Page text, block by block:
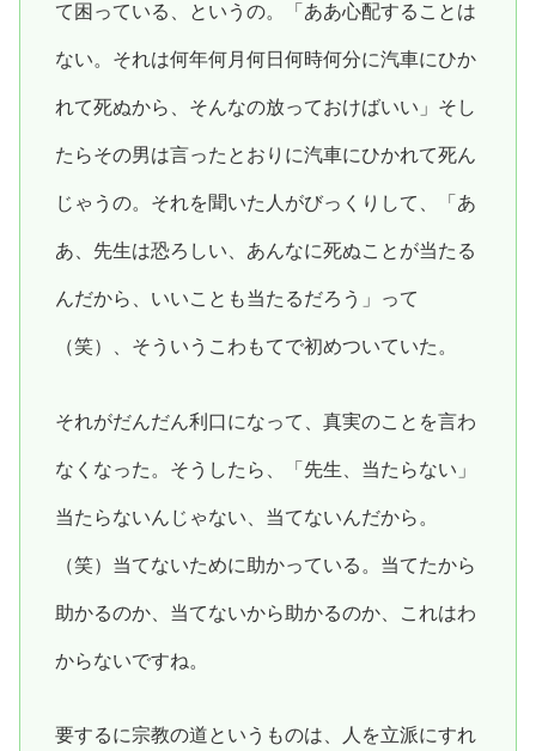
て困っている、というの。「ああ心配することは
ない。それは何年何月何日何時何分に汽車にひか
れて死ぬから、そんなの放っておけばいい」そし
たらその男は言ったとおりに汽車にひかれて死ん
じゃうの。それを聞いた人がびっくりして、「あ
あ、先生は恐ろしい、あんなに死ぬことが当たる
んだから、いいことも当たるだろう」って
（笑）、そういうこわもてで初めついていた。
それがだんだん利口になって、真実のことを言わ
なくなった。そうしたら、「先生、当たらない」
当たらないんじゃない、当てないんだから。
（笑）当てないために助かっている。当てたから
助かるのか、当てないから助かるのか、これはわ
からないですね。
要するに宗教の道というものは、人を立派にすれ